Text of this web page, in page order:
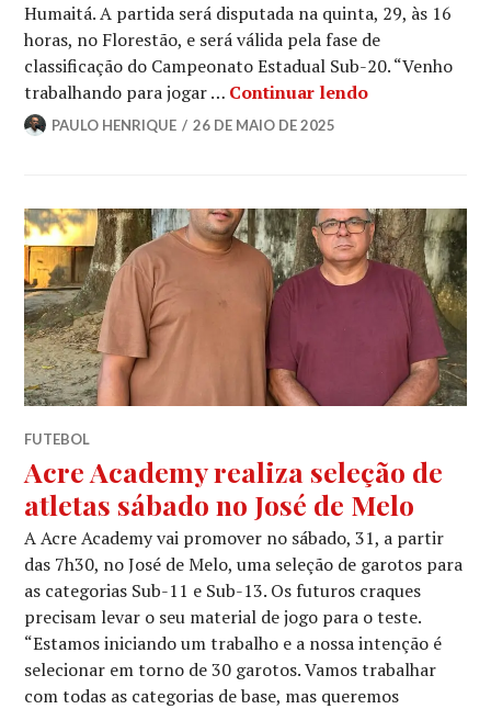
Humaitá. A partida será disputada na quinta, 29, às 16
horas, no Florestão, e será válida pela fase de
classificação do Campeonato Estadual Sub-20. “Venho
trabalhando para jogar … Continuar lendo
PAULO HENRIQUE 26 DE MAIO DE 2025
FUTEBOL
Acre Academy realiza seleção de
atletas sábado no José de Melo
A Acre Academy vai promover no sábado, 31, a partir
das 7h30, no José de Melo, uma seleção de garotos para
as categorias Sub-11 e Sub-13. Os futuros craques
precisam levar o seu material de jogo para o teste.
“Estamos iniciando um trabalho e a nossa intenção é
selecionar em torno de 30 garotos. Vamos trabalhar
com todas as categorias de base, mas queremos